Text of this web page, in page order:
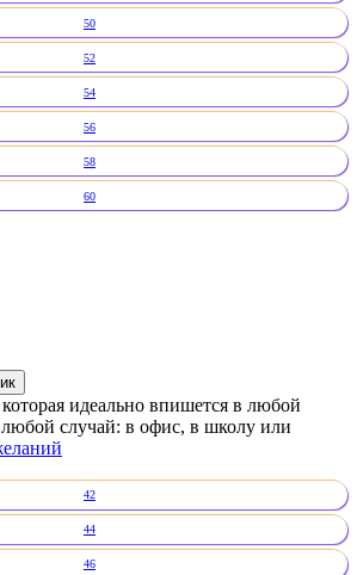
50
52
54
56
58
60
идеально впишется в любой
случай: в офис, в школу или
42
44
46